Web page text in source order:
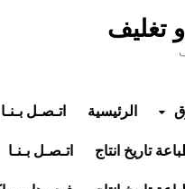
تغليف
الرئيسية اتـصـل بـنـا
تاريخ انتاج اتـصـل بـنـا